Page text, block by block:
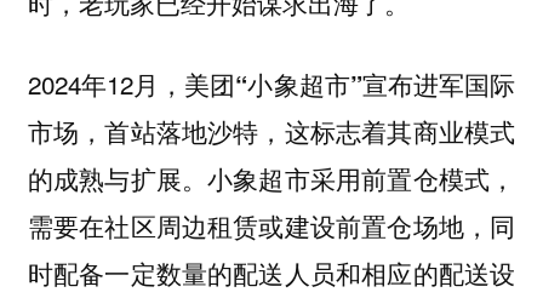
2024年12月， 美团“小象超市”宣布进军国际
市场，首站落地沙特，这标志着其商业模式
的成熟与扩展。小象超市采用前置仓模式，
需要在社区周边租赁或建设前置仓场地，同
时配备一定数量的配送人员和相应的配送设